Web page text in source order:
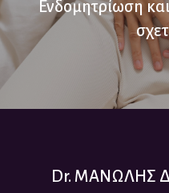
Ενδομητρίωση
Dr. ΜΑΝΩΛΗΣ